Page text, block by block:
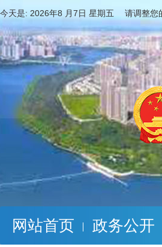
今天是: 2026年8 月7日 星期五 请调整您
网站首页 政务公开